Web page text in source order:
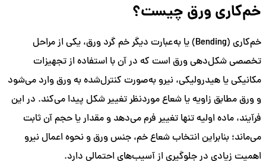
خم‌کاری ورق چیست؟
خم‌کاری (Bending) یا به‌عبارت دیگر خم گرد ورق، یکی از مراحل
تخصصی شکل‌دهی ورق است که در آن با استفاده از تجهیزات
مکانیکی یا هیدرولیکی، نیرو به‌صورت کنترل‌شده به ورق وارد می‌شود
و ورق مطابق زاویه یا شعاع موردنظر تغییر شکل پیدا می‌کند. در این
فرآیند، ماده اولیه تنها تغییر فرم می‌دهد و مقدار یا حجم آن ثابت
می‌ماند؛ بنابراین انتخاب شعاع خم، جنس ورق و نحوه اعمال نیرو
اهمیت زیادی در جلوگیری از آسیب‌های احتمالی دارد.